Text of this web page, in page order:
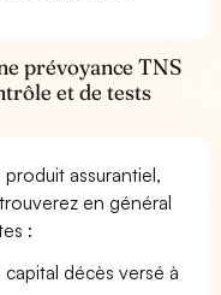
prévoyance TNS
et de tests
assurantiel,
en général
:
décès versé à